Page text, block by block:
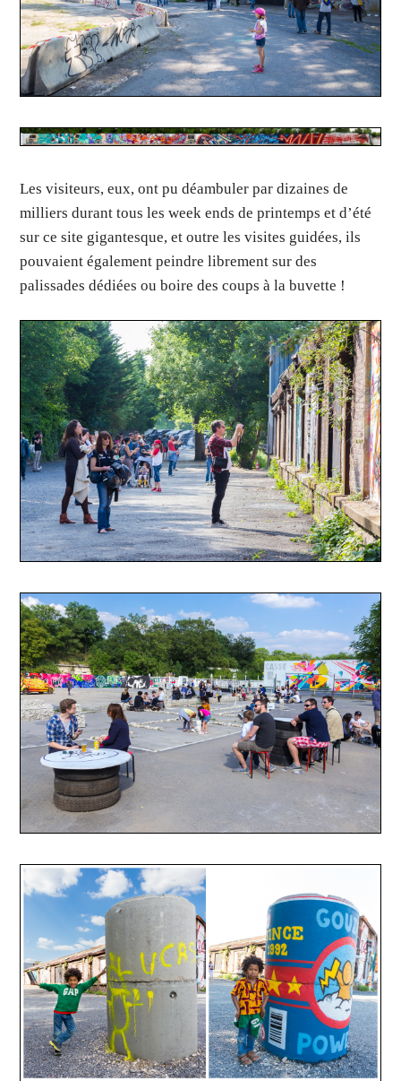
Les visiteurs, eux, ont pu déambuler par dizaines de
milliers durant tous les week ends de printemps et d’été
sur ce site gigantesque, et outre les visites guidées, ils
pouvaient également peindre librement sur des
palissades dédiées ou boire des coups à la buvette !